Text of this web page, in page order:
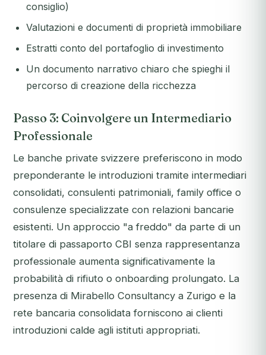
consiglio)
Valutazioni e documenti di proprietà immobiliare
Estratti conto del portafoglio di investimento
Un documento narrativo chiaro che spieghi il
percorso di creazione della ricchezza
Passo 3: Coinvolgere un Intermediario
Professionale
Le banche private svizzere preferiscono in modo
preponderante le introduzioni tramite intermediari
consolidati, consulenti patrimoniali, family office o
consulenze specializzate con relazioni bancarie
esistenti. Un approccio "a freddo" da parte di un
titolare di passaporto CBI senza rappresentanza
professionale aumenta significativamente la
probabilità di rifiuto o onboarding prolungato. La
presenza di Mirabello Consultancy a Zurigo e la
rete bancaria consolidata forniscono ai clienti
introduzioni calde agli istituti appropriati.